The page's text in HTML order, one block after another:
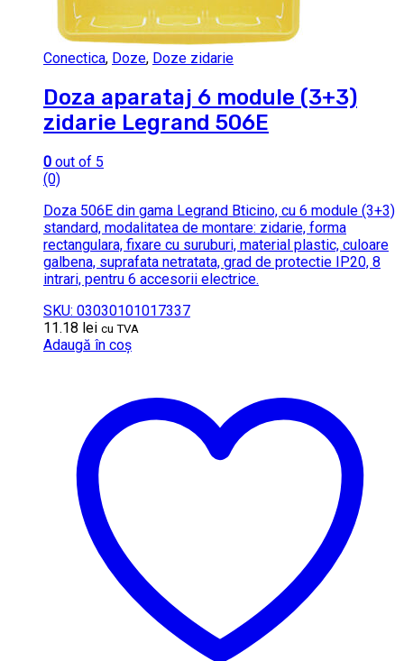
Conectica, Doze, Doze zidarie
Doza aparataj 6 module (3+3)
zidarie Legrand 506E
0 out of 5
(0)
Doza 506E din gama Legrand Bticino, cu 6 module (3+3)
standard, modalitatea de montare: zidarie, forma
rectangulara, fixare cu suruburi, material plastic, culoare
galbena, suprafata netratata, grad de protectie IP20, 8
intrari, pentru 6 accesorii electrice.
SKU: 03030101017337
11.18 lei cu TVA
Adaugă în coș